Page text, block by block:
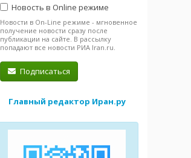
Новость в Online режиме
Новости в On-Line режиме - мгновенное
получение новости сразу после
публикации на сайте. В рассылку
попадают все новости РИА Iran.ru.
Подписаться
Главный редактор Иран.ру